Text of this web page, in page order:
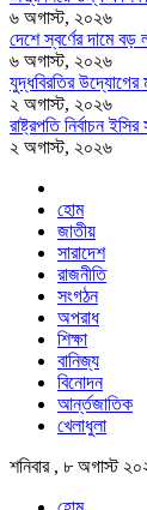
৬ অগাস্ট, ২০২৬
দেশে স্বর্ণের দামে বড়
৬ অগাস্ট, ২০২৬
যুদ্ধবিরতির উদ্যোগের
২ অগাস্ট, ২০২৬
রাষ্ট্রপতি নির্বাচন
২ অগাস্ট, ২০২৬
হোম
জাতীয়
সারাদেশ
রাজনীতি
সংগঠন
অপরাধ
শিক্ষা
বানিজ্য
বিনোদন
আর্ন্তজাতিক
খেলাধুলা
শনিবার , ৮ অগাস্ট